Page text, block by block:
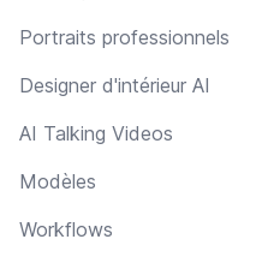
Portraits professionnels
Designer d'intérieur AI
AI Talking Videos
Modèles
Workflows